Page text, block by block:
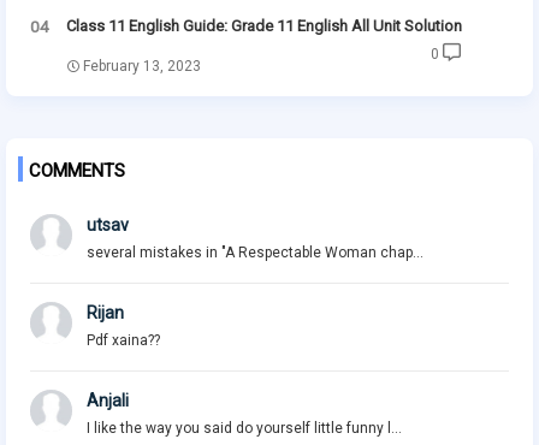
Class 11 English Guide: Grade 11 English All Unit Solution
February 13, 2023
0
COMMENTS
utsav
several mistakes in "A Respectable Woman chap...
Rijan
Pdf xaina??
Anjali
I like the way you said do yourself little funny l...